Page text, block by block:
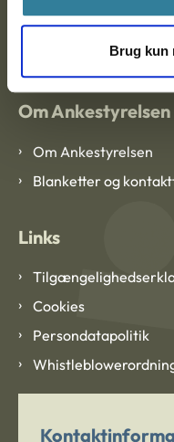
Brug kun
EAN: 57 98 000 35 48
Om Ankestyrelsen
Om Ankestyrelsen
Blanketter og
Links
Cookies
Persondatapolitik